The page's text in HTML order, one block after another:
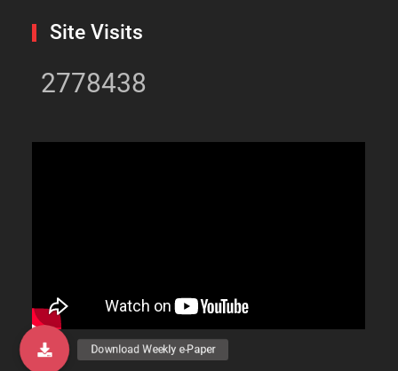
Site Visits
2778438